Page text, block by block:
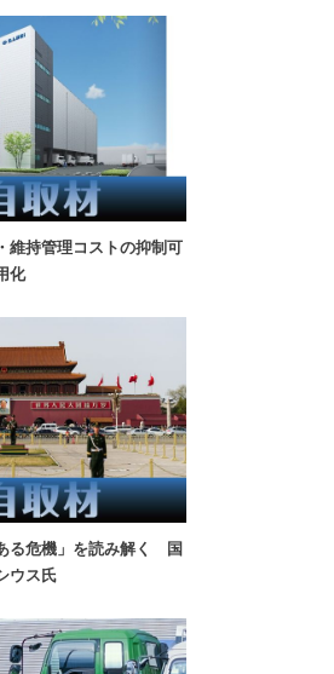
維持管理コストの抑制可
化
る危機」を読み解く 国
ウス氏